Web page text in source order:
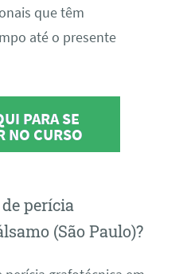
que têm
até o presente
PARA SE
NO CURSO
perícia
(São Paulo)?